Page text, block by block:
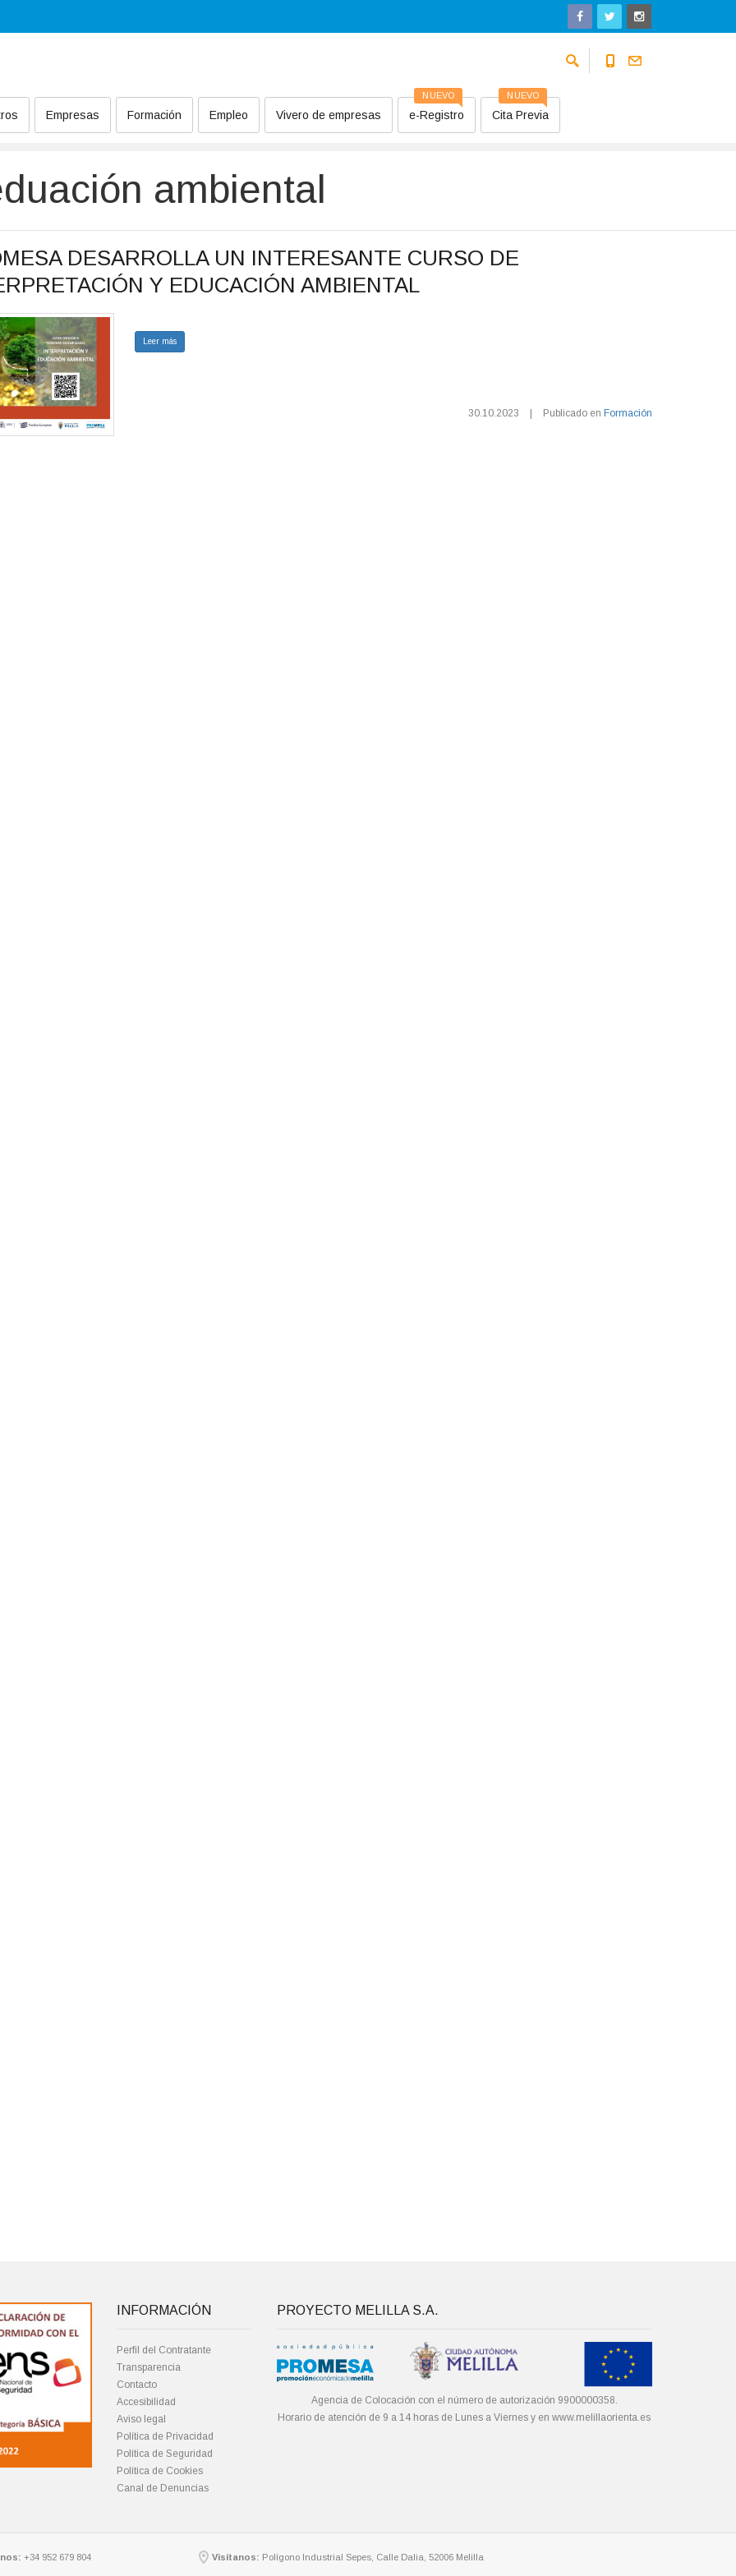
Empresas Formación Empleo Vivero de empresas e-Registro
NUEVO
Cita Previa
NUEVO
ambiental
DESARROLLA UN INTERESANTE CURSO DE
Y EDUCACIÓN AMBIENTAL
Leer más
30.10.2023 Publicado en Formación
INFORMACIÓN
Perfil del Contratante
Transparencia
Contacto
Accesibilidad
Aviso legal
Política de Privacidad
Política de Seguridad
Política de Cookies
Canal de Denuncias
PROYECTO MELILLA S.A.
Agencia de Colocación con el número de autorización 9900000358.
Horario de atención de 9 a 14 horas de Lunes a Viernes y enwww.melillaorienta.es
+34 952 679 804 Visítanos: Polígono Industrial Sepes, Calle Dalia, 52006 Melilla